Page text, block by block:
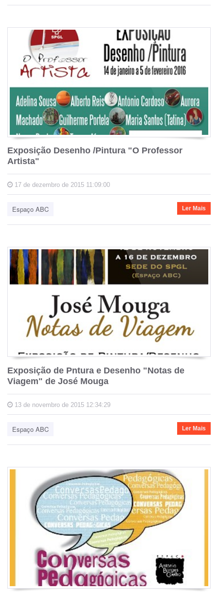
Exposição Desenho /Pintura "O Professor
Artista"
17 de dezembro de 2015 11:09:00
Espaço ABC Ler Mais
Exposição de Pntura e Desenho "Notas de
Viagem" de José Mouga
13 de novembro de 2015 12:34:29
Espaço ABC Ler Mais